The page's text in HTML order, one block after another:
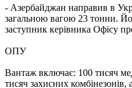
- Азербайджан направив в
загальною вагою 23 тонни.
заступник керівника Офісу
ОПУ
Вантаж включає: 100 тисяч
тисяч захисних комбінезонів,